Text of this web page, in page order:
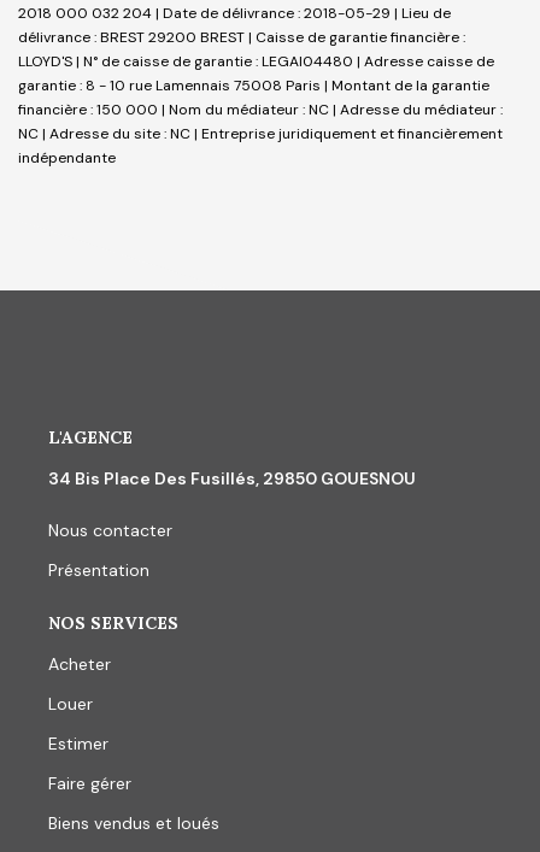
2018 000 032 204 | Date de délivrance : 2018-05-29 | Lieu de
délivrance : BREST 29200 BREST | Caisse de garantie financière :
LLOYD'S | N° de caisse de garantie : LEGAI04480 | Adresse caisse de
garantie : 8 - 10 rue Lamennais 75008 Paris | Montant de la garantie
financière : 150 000 | Nom du médiateur : NC | Adresse du médiateur :
NC | Adresse du site : NC | Entreprise juridiquement et financièrement
indépendante
L'AGENCE
34 Bis Place Des Fusillés, 29850 GOUESNOU
Nous contacter
Présentation
NOS SERVICES
Acheter
Louer
Estimer
Faire gérer
Biens vendus et loués